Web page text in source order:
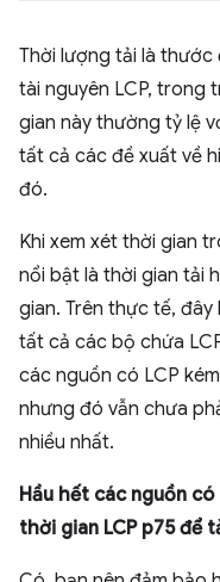
Thời lượng tải là
tài nguyên LCP, trong
gian này thường tỷ lệ
tất cả các đề xuất về
đó.
Khi xem xét thời gian
nổi bật là thời gian tải
gian. Trên thực tế,
tất cả các bộ chứa
các nguồn có LCP
nhưng đó vẫn chưa
nhiều nhất.
Hầu hết các nguồn có
thời gian LCP p75 để